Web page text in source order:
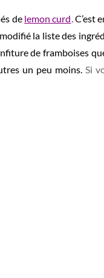
de lemon curd.C’est
modifié la liste des
de framboises
un peu moins. Si